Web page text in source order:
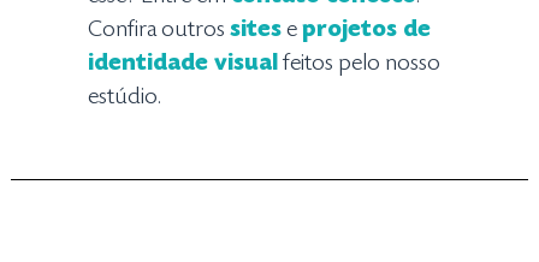
Confira outrossites eprojetos de
identidade visual feitos pelo nosso
estúdio.